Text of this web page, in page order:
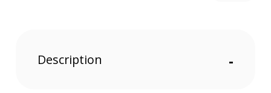
Description -